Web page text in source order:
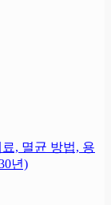
, 멸균 방법, 용
년)